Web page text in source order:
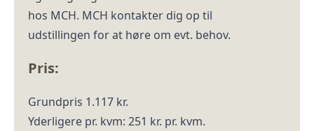
hos MCH. MCH kontakter dig op til
udstillingen for at høre om evt. behov.
Pris:
Grundpris 1.117 kr.
Yderligere pr. kvm: 251 kr. pr. kvm.